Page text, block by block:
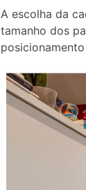
A escolha da
tamanho dos